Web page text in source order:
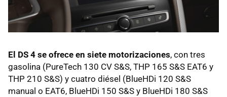
El DS 4 se ofrece en siete motorizaciones, con tres
gasolina (PureTech 130 CV S&S, THP 165 S&S EAT6 y
THP 210 S&S) y cuatro diésel (BlueHDi 120 S&S
manual o EAT6, BlueHDi 150 S&S y BlueHDi 180 S&S